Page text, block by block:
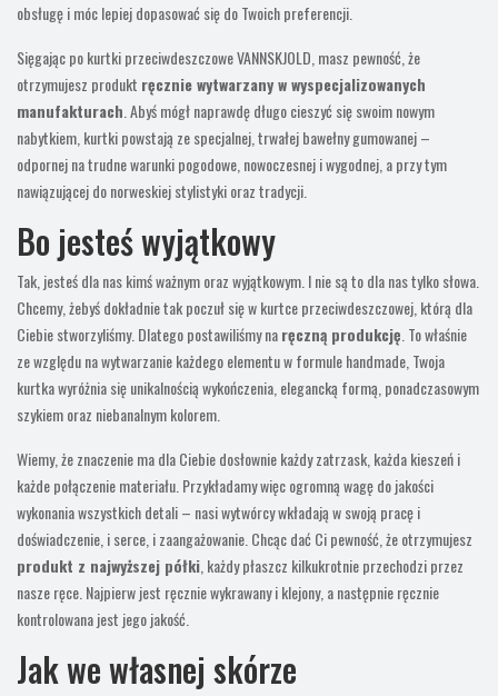
obsługę i móc lepiej dopasować się do Twoich preferencji.
Sięgając po kurtki przeciwdeszczowe VANNSKJOLD, masz pewność, że
otrzymujesz produkt ręcznie wytwarzany w wyspecjalizowanych
manufakturach . Abyś mógł naprawdę długo cieszyć się swoim nowym
nabytkiem, kurtki powstają ze specjalnej, trwałej bawełny gumowanej –
odpornej na trudne warunki pogodowe, nowoczesnej i wygodnej, a przy tym
nawiązującej do norweskiej stylistyki oraz tradycji.
Bo jesteś wyjątkowy
Tak, jesteś dla nas kimś ważnym oraz wyjątkowym. I nie są to dla nas tylko słowa.
Chcemy, żebyś dokładnie tak poczuł się w kurtce przeciwdeszczowej, którą dla
Ciebie stworzyliśmy. Dlatego postawiliśmy naręczną produkcję . To właśnie
ze względu na wytwarzanie każdego elementu w formule handmade, Twoja
kurtka wyróżnia się unikalnością wykończenia, elegancką formą, ponadczasowym
szykiem oraz niebanalnym kolorem.
Wiemy, że znaczenie ma dla Ciebie dosłownie każdy zatrzask, każda kieszeń i
każde połączenie materiału. Przykładamy więc ogromną wagę do jakości
wykonania wszystkich detali – nasi wytwórcy wkładają w swoją pracę i
doświadczenie, i serce, i zaangażowanie. Chcąc dać Ci pewność, że otrzymujesz
produkt z najwyższej półki , każdy płaszcz kilkukrotnie przechodzi przez
nasze ręce. Najpierw jest ręcznie wykrawany i klejony, a następnie ręcznie
kontrolowana jest jego jakość.
Jak we własnej skórze